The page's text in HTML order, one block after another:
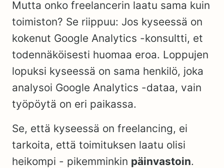
Mutta onko freelancerin laatu sama kuin
toimiston? Se riippuu: Jos kyseessä on
kokenut Google Analytics -konsultti, et
todennäköisesti huomaa eroa. Loppujen
lopuksi kyseessä on sama henkilö, joka
analysoi Google Analytics -dataa, vain
työpöytä on eri paikassa.
Se, että kyseessä on freelancing, ei
tarkoita, että toimituksen laatu olisi
heikompi - pikemminkin päinvastoin.